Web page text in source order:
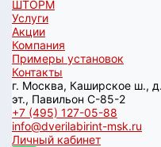
ШТОРМ
Услуги
Акции
Компания
Примеры установок
Контакты
г. Москва, Каширское ш.,
эт., Павильон C-85-2
+7 (495) 127-05-88‬
info@dverilabirint-msk.ru
Личный кабинет